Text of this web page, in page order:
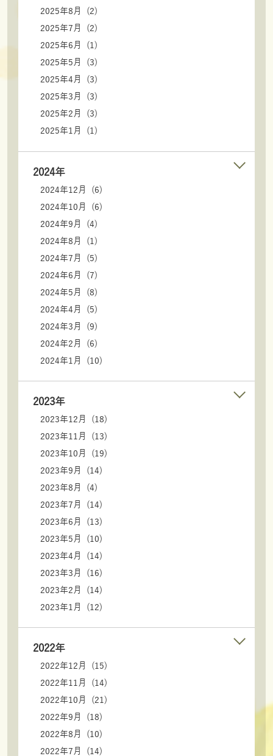
2025年8月 (2)
2025年7月 (2)
2025年6月 (1)
2025年5月 (3)
2025年4月 (3)
2025年3月 (3)
2025年2月 (3)
2025年1月 (1)
2024年
2024年12月 (6)
2024年10月 (6)
2024年9月 (4)
2024年8月 (1)
2024年7月 (5)
2024年6月 (7)
2024年5月 (8)
2024年4月 (5)
2024年3月 (9)
2024年2月 (6)
2024年1月 (10)
2023年
2023年12月 (18)
2023年11月 (13)
2023年10月 (19)
2023年9月 (14)
2023年8月 (4)
2023年7月 (14)
2023年6月 (13)
2023年5月 (10)
2023年4月 (14)
2023年3月 (16)
2023年2月 (14)
2023年1月 (12)
2022年
2022年12月 (15)
2022年11月 (14)
2022年10月 (21)
2022年9月 (18)
2022年8月 (10)
2022年7月 (14)